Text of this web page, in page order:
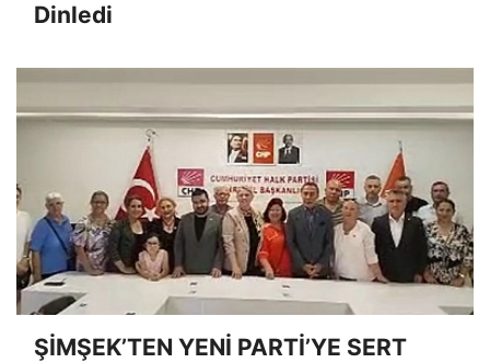
Dinledi
ŞİMŞEK’TEN YENİ PARTİ’YE SERT